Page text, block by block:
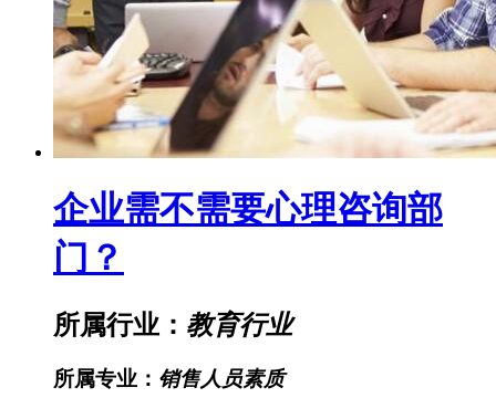
企业需不需要心理咨询部
门？
所属行业： 教育行业
所属专业： 销售人员素质